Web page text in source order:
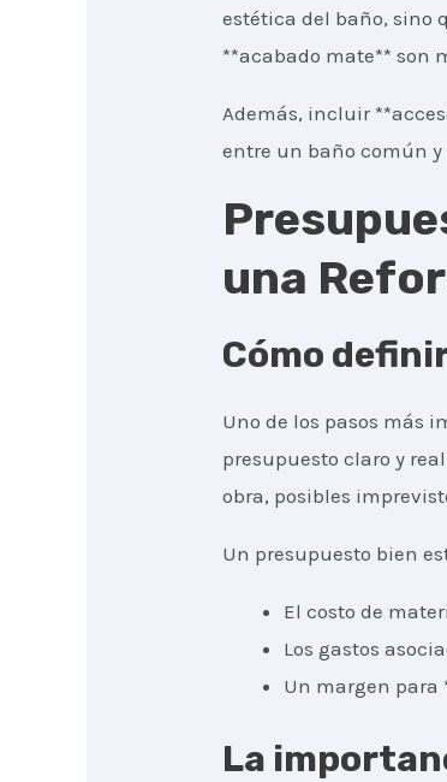
estética del baño, sino
**acabado mate** son
Además, incluir
entre un baño común
una
Cómo
Uno de los pasos más
presupuesto claro y
obra, posibles
Un presupuesto bien
El costo de
Los gastos
Un margen para
La